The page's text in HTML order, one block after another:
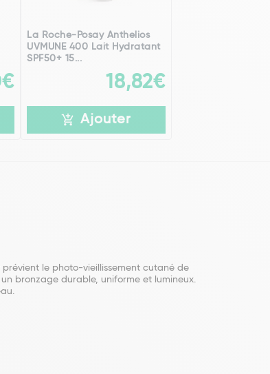
La Roche-Posay Anthelios
UVMUNE 400 Lait Hydratant
SPF50+ 15...
18,82€
Ajouter
prévient le photo-vieillissement cutané de
bronzage durable, uniforme et lumineux.